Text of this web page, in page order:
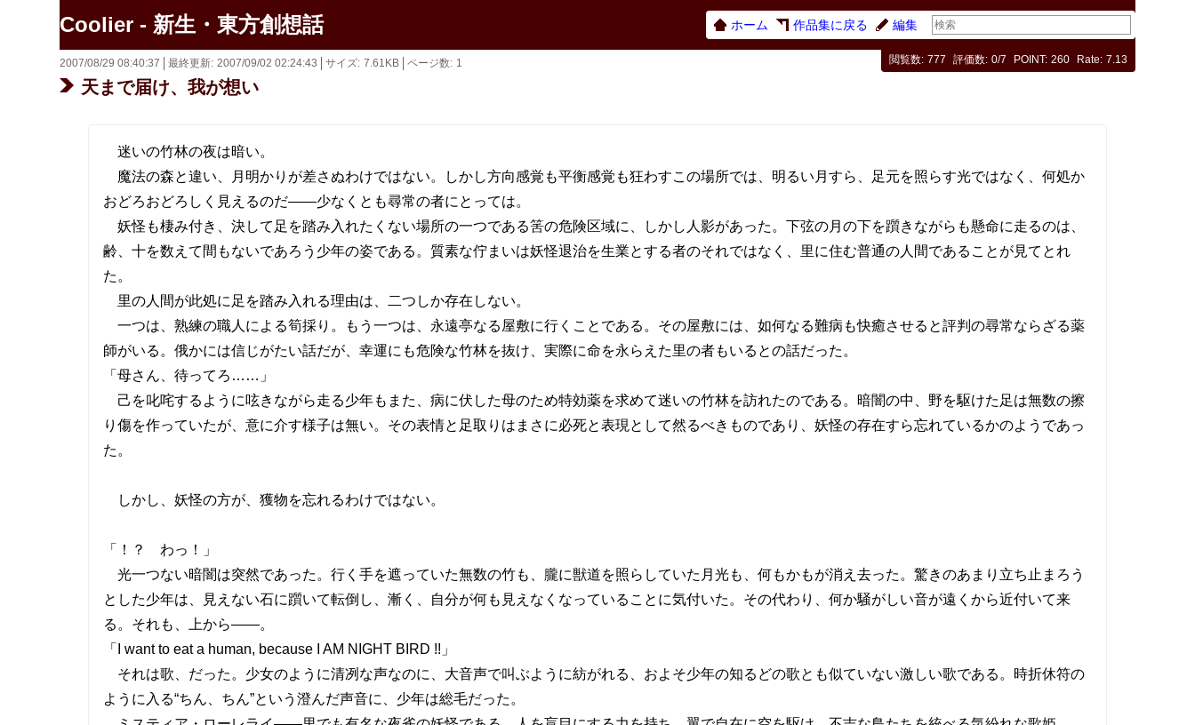
Coolier - 新生・東方創想話 ホーム 作品集に戻る 編集
天まで届け、我が想い
2007/08/29 08:40:37 最終更新 2007/09/02 02:24:43 サイズ 7.61KB ページ数 1 閲覧数 777 評価数 0/7 POINT 260 Rate 7.13
迷いの竹林の夜は暗い。
魔法の森と違い、月明かりが差さぬわけではない。しかし方向感覚も平衡感覚も狂わすこの場所では、明るい月すら、足元を照らす光ではなく、何処か
おどろおどろしく見えるのだ――少なくとも尋常の者にとっては。
妖怪も棲み付き、決して足を踏み入れたくない場所の一つである筈の危険区域に、しかし人影があった。下弦の月の下を躓きながらも懸命に走るのは、
齢、十を数えて間もないであろう少年の姿である。質素な佇まいは妖怪退治を生業とする者のそれではなく、里に住む普通の人間であることが見てとれ
た。
里の人間が此処に足を踏み入れる理由は、二つしか存在しない。
一つは、熟練の職人による筍採り。もう一つは、永遠亭なる屋敷に行くことである。その屋敷には、如何なる難病も快癒させると評判の尋常ならざる薬
師がいる。俄かには信じがたい話だが、幸運にも危険な竹林を抜け、実際に命を永らえた里の者もいるとの話だった。
「母さん、待ってろ……」
己を叱咤するように呟きながら走る少年もまた、病に伏した母のため特効薬を求めて迷いの竹林を訪れたのである。暗闇の中、野を駆けた足は無数の擦
り傷を作っていたが、意に介す様子は無い。その表情と足取りはまさに必死と表現として然るべきものであり、妖怪の存在すら忘れているかのようであっ
た。
しかし、妖怪の方が、獲物を忘れるわけではない。
「！？ わっ！」
光一つない暗闇は突然であった。行く手を遮っていた無数の竹も、朧に獣道を照らしていた月光も、何もかもが消え去った。驚きのあまり立ち止まろう
とした少年は、見えない石に躓いて転倒し、漸く、自分が何も見えなくなっていることに気付いた。その代わり、何か騒がしい音が遠くから近付いて来
る。それも、上から――。
「I want to eat a human, because I AM NIGHT BIRD !!」
それは歌、だった。少女のように清冽な声なのに、大音声で叫ぶように紡がれる、およそ少年の知るどの歌とも似ていない激しい歌である。時折休符の
ように入る“ちん、ちん”という澄んだ声音に、少年は総毛だった。